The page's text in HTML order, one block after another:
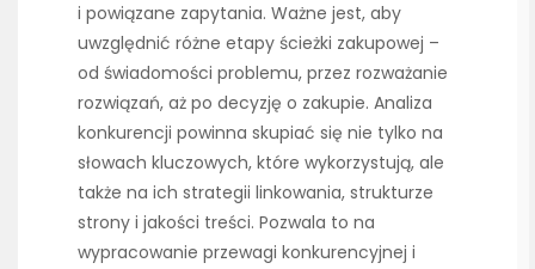
i powiązane zapytania. Ważne jest, aby
uwzględnić różne etapy ścieżki zakupowej –
od świadomości problemu, przez rozważanie
rozwiązań, aż po decyzję o zakupie. Analiza
konkurencji powinna skupiać się nie tylko na
słowach kluczowych, które wykorzystują, ale
także na ich strategii linkowania, strukturze
strony i jakości treści. Pozwala to na
wypracowanie przewagi konkurencyjnej i